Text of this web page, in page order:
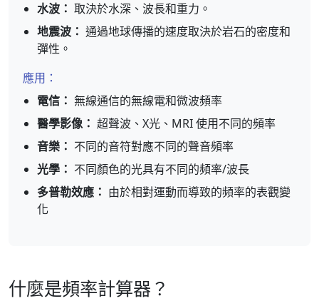
水波： 取決於水深、波長和重力。
地震波： 通過地球傳播的速度取決於岩石的密度和
彈性。
應用：
電信： 無線通信的無線電和微波頻率
醫學影像： 超聲波、X光、MRI 使用不同的頻率
音樂： 不同的音符對應不同的聲音頻率
光學： 不同顏色的光具有不同的頻率/波長
多普勒效應： 由於相對運動而導致的頻率的表觀變
化
什麼是頻率計算器？